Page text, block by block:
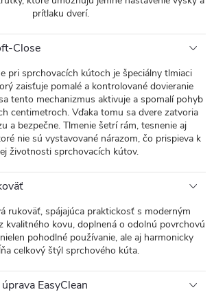
prítlaku dverí.
Close
pri sprchovacích kútoch je špeciálny tlmiaci
zaisťuje pomalé a kontrolované dovieranie
tento mechanizmus aktivuje a spomalí pohyb
centimetroch. Vďaka tomu sa dvere zatvoria
a bezpečne. Tlmenie šetrí rám, tesnenie aj
nie sú vystavované nárazom, čo prispieva k
životnosti sprchovacích kútov.
rukoväť, spájajúca praktickosť s moderným
kvalitného kovu, doplnená o odolnú povrchovú
pohodlné používanie, ale aj harmonicky
celkový štýl sprchového kúta.
EasyClean